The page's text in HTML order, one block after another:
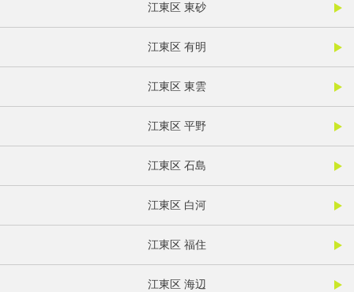
江東区 東砂
江東区 有明
江東区 東雲
江東区 平野
江東区 石島
江東区 白河
江東区 福住
江東区 海辺